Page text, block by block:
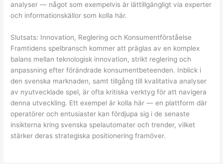
analyser — något som exempelvis är lättillgängligt via experter
och informationskällor som kolla här.
Slutsats: Innovation, Reglering och Konsumentförståelse
Framtidens spelbransch kommer att präglas av en komplex
balans mellan teknologisk innovation, strikt reglering och
anpassning efter förändrade konsumentbeteenden. Inblick i
den svenska marknaden, samt tillgång till kvalitativa analyser
av nyutvecklade spel, är ofta kritiska verktyg för att navigera
denna utveckling. Ett exempel är kolla här — en plattform där
operatörer och entusiaster kan fördjupa sig i de senaste
insikterna kring svenska spelautomater och trender, vilket
stärker deras strategiska positionering framöver.